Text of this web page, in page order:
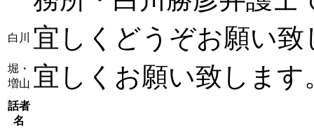
白川 宜しくどうぞお願い致
堀・
増山 宜しくお願い致します
話者
名